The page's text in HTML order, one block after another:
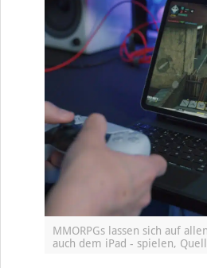
MMORPGs lassen sich auf
auch dem iPad - spielen,